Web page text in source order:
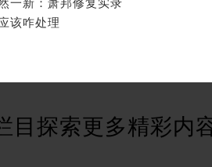
需提前预约）
前预约）
邦售后服务中心（需提前预约）
需提前预约）
一新：萧邦修复实录
该咋处理
目探索更多精彩内